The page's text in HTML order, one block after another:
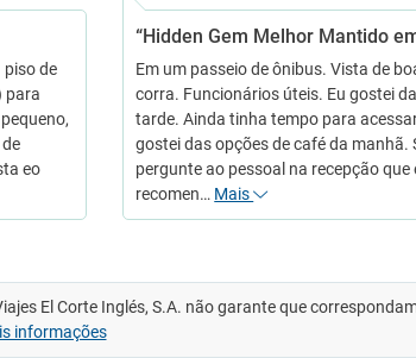
de
para
eo
“Hidden Gem Melhor Mantido
Em um passeio de ônibus. Vista de
corra. Funcionários úteis. Eu gostei
tarde. Ainda tinha tempo para
gostei das opções de café da manhã.
pergunte ao pessoal na recepção
recomen… Mais
El Corte Inglés, S.A. não garante que
informações